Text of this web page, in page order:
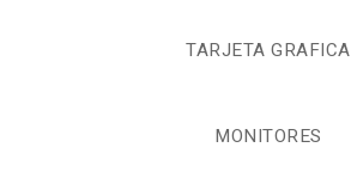
TARJETA GRAFICA
MONITORES